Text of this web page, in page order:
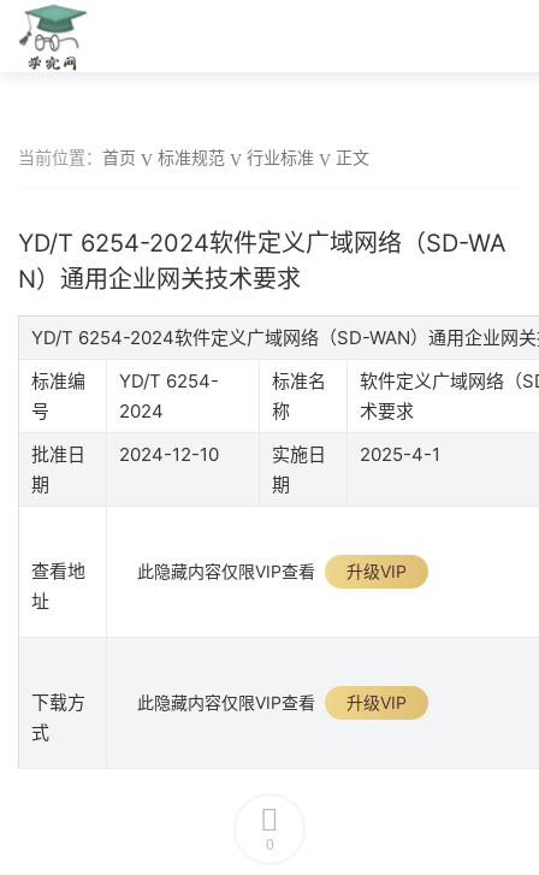
当前位置： 首页 标准规范 行业标准 正文
YD/T 6254-2024软件定义广域网络（SD-WA
N）通用企业网关技术要求
YD/T 6254-2024软件定义广域网络（SD-WAN）通用企业网
标准编
号
YD/T 6254-
2024
标准名
称
软件定义广域网络（
术要求
批准日
期
2024-12-10
实施日
期
2025-4-1
查看地
址
此隐藏内容仅限VIP查看 升级VIP
下载方
式
此隐藏内容仅限VIP查看 升级VIP
0